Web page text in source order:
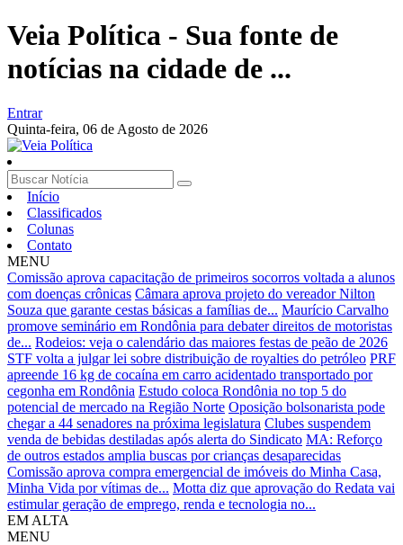
Veia Política - Sua fonte de
notícias na cidade de ...
Entrar
Quinta-feira, 06 de Agosto de 2026
Início
Classificados
Colunas
Contato
MENU
Comissão aprova capacitação de primeiros socorros voltada a alunos
com doenças crônicas Câmara aprova projeto do vereador Nilton
Souza que garante cestas básicas a famílias de... Maurício Carvalho
promove seminário em Rondônia para debater direitos de motoristas
de... Rodeios: veja o calendário das maiores festas de peão de 2026
STF volta a julgar lei sobre distribuição de royalties do petróleo PRF
apreende 16 kg de cocaína em carro acidentado transportado por
cegonha em Rondônia Estudo coloca Rondônia no top 5 do
potencial de mercado na Região Norte Oposição bolsonarista pode
chegar a 44 senadores na próxima legislatura Clubes suspendem
venda de bebidas destiladas após alerta do Sindicato MA: Reforço
de outros estados amplia buscas por crianças desaparecidas
Comissão aprova compra emergencial de imóveis do Minha Casa,
Minha Vida por vítimas de... Motta diz que aprovação do Redata vai
estimular geração de emprego, renda e tecnologia no...
EM ALTA
MENU